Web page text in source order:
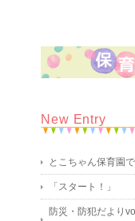
New Entry
とこちゃん保育園
「スタート！」
防災・防犯だより